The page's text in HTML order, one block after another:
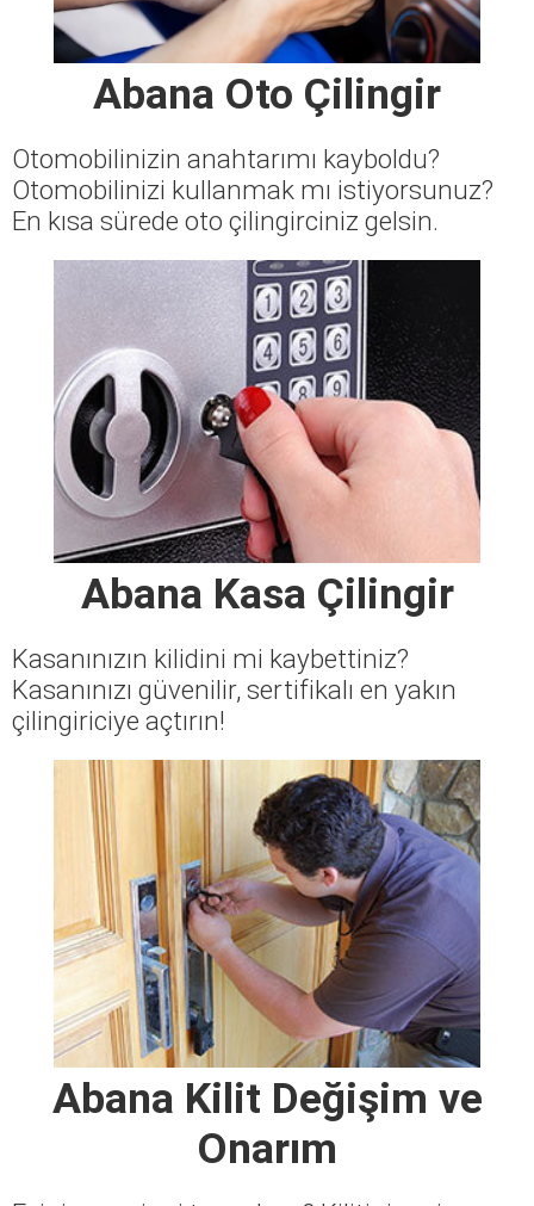
Abana Oto Çilingir
Otomobilinizin anahtarımı kayboldu?
Otomobilinizi kullanmak mı istiyorsunuz?
En kısa sürede oto çilingirciniz gelsin.
Abana Kasa Çilingir
Kasanınızın kilidini mi kaybettiniz?
Kasanınızı güvenilir, sertifikalı en yakın
çilingiriciye açtırın!
Abana Kilit Değişim ve
Onarım